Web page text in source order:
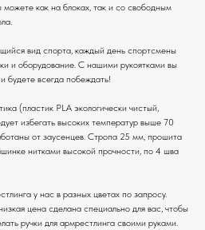
можете как на блоках, так и со свободным
вид спорта, каждый день спортсмены
и оборудование. С нашими рукоятками вы
будете всегда побеждать!
(пластик PLA экологически чистый,
избегать высоких температур выше 70
от заусенцев. Стропа 25 мм, прошита
нитками высокой прочности, по 4 шва
у нас в разных цветах по запросу.
цена сделана специально для вас, чтобы
ручки для армрестлинга своими руками.